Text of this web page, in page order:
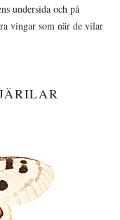
undersida och på
vingar som när de vilar